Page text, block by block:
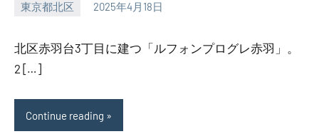
東京都北区 2025年4月18日
SEZIMO
北区赤羽台3丁目に建つ「ルフォンプログレ赤羽」。
2 […]
Continue reading